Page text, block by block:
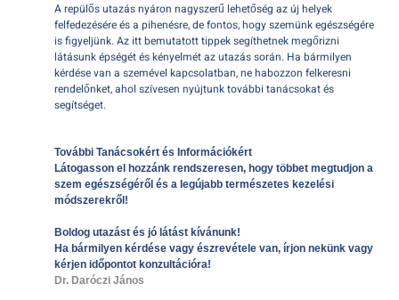
A repülős utazás nyáron nagyszerű lehetőség az új helyek
felfedezésére és a pihenésre, de fontos, hogy szemünk egészségére
is figyeljünk. Az itt bemutatott tippek segíthetnek megőrizni
látásunk épségét és kényelmét az utazás során. Ha bármilyen
kérdése van a szemével kapcsolatban, ne habozzon felkeresni
rendelőnket, ahol szívesen nyújtunk további tanácsokat és
segítséget.
További Tanácsokért és Információkért
Látogasson el hozzánk rendszeresen, hogy többet megtudjon a
szem egészségéről és a legújabb természetes kezelési
módszerekről!
Boldog utazást és jó látást kívánunk!
Ha bármilyen kérdése vagy észrevétele van, írjon nekünk vagy
kérjen időpontot konzultációra!
Dr. Daróczi János